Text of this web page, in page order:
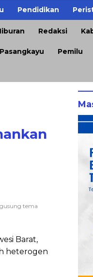
Pendidikan
Redaksi
Pasangkayu Pemilu
tema
Barat,
heterogen